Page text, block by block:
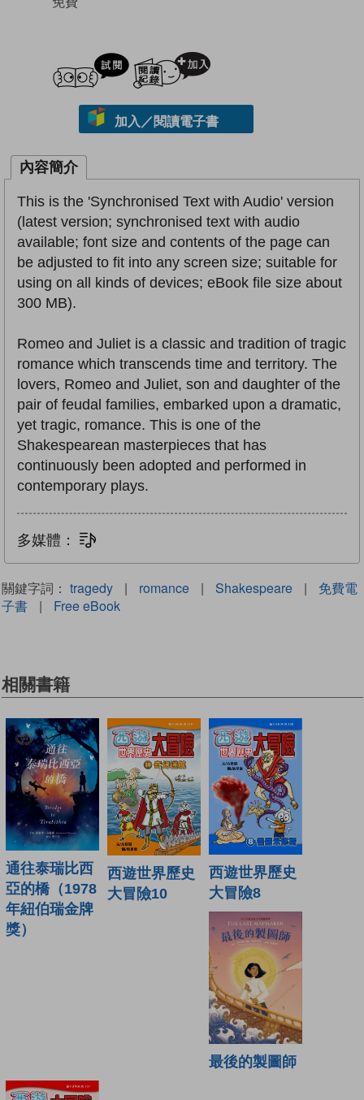
試閲
加入／閱讀電子書
內容簡介
This is the 'Synchronised Text with Audio' version
(latest version; synchronised text with audio
available; font size and contents of the page can
be adjusted to fit into any screen size; suitable for
using on all kinds of devices; eBook file size about
300 MB).
Romeo and Juliet is a classic and tradition of tragic
romance which transcends time and territory. The
lovers, Romeo and Juliet, son and daughter of the
pair of feudal families, embarked upon a dramatic,
yet tragic, romance. This is one of the
Shakespearean masterpieces that has
continuously been adopted and performed in
contemporary plays.
多媒體：
關鍵字詞： tragedy | romance | Shakespeare |
免費電
子書
| Free eBook
相關書籍
通往泰瑞比西
亞的橋（1978
年紐伯瑞金牌
獎）
西遊世界歷史
大冒險10
西遊世界歷史
大冒險8
最後的製圖師